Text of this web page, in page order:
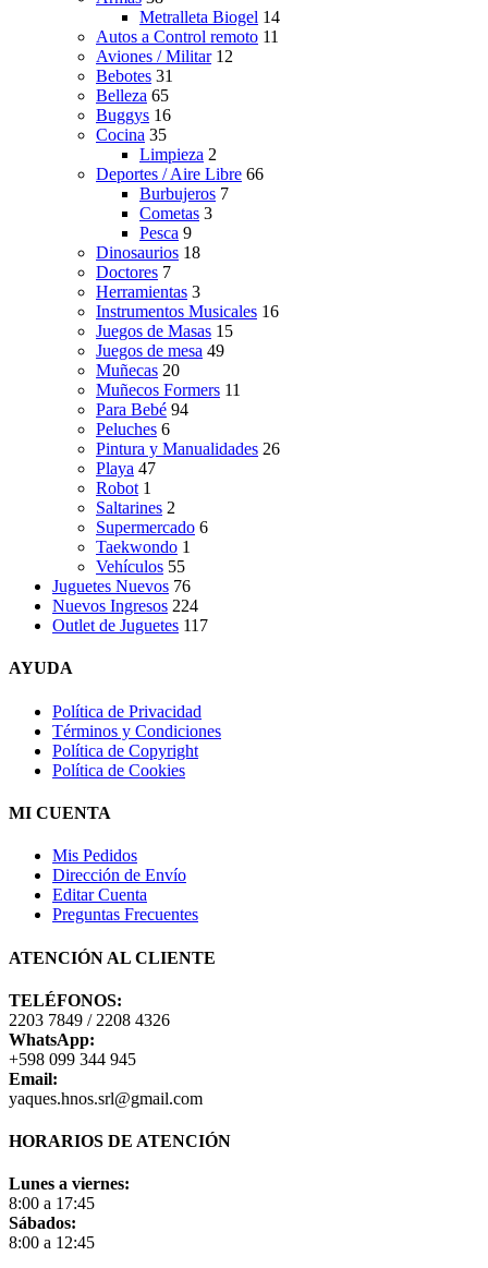
Metralleta Biogel 14
Autos a Control remoto 11
Aviones / Militar 12
Bebotes 31
Belleza 65
Buggys 16
Cocina 35
Limpieza 2
Deportes / Aire Libre 66
Burbujeros 7
Cometas 3
Pesca 9
Dinosaurios 18
Doctores 7
Herramientas 3
Instrumentos Musicales 16
Juegos de Masas 15
Juegos de mesa 49
Muñecas 20
Muñecos Formers 11
Para Bebé 94
Peluches 6
Pintura y Manualidades 26
Playa 47
Robot 1
Saltarines 2
Supermercado 6
Taekwondo 1
Vehículos 55
Juguetes Nuevos 76
Nuevos Ingresos 224
Outlet de Juguetes 117
AYUDA
Política de Privacidad
Términos y Condiciones
Política de Copyright
Política de Cookies
MI CUENTA
Mis Pedidos
Dirección de Envío
Editar Cuenta
Preguntas Frecuentes
ATENCIÓN AL CLIENTE
TELÉFONOS:
2203 7849 / 2208 4326
WhatsApp:
+598 099 344 945
Email:
yaques.hnos.srl@gmail.com
HORARIOS DE ATENCIÓN
Lunes a viernes:
8:00 a 17:45
Sábados:
8:00 a 12:45